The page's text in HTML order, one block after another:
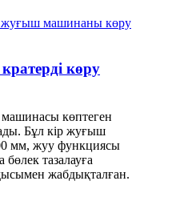
көру
көптеген
Бұл кір жуғыш
мм, жуу функциясы
тазалауға
жабдықталған.